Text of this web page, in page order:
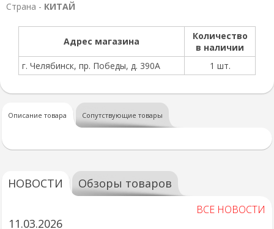
Страна - КИТАЙ
Адрес магазина
Количество
в наличии
г. Челябинск, пр. Победы, д. 390А
1 шт.
Описание товара Сопутствующие товары
НОВОСТИ Обзоры товаров
ВСЕ НОВОСТИ
11.03.2026